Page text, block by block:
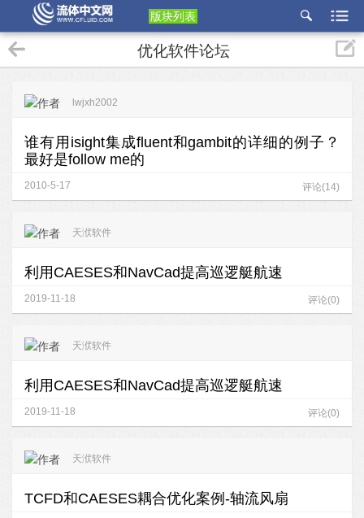
版块列表
etu
p
优化软件论坛
lwjxh2002
谁有用isight集成fluent和gambit的详细的例子？
最好是follow me的
2010-5-17 评论(14)
天洑软件
利用CAESES和NavCad提高巡逻艇航速
2019-11-18 评论(0)
天洑软件
利用CAESES和NavCad提高巡逻艇航速
2019-11-18 评论(0)
天洑软件
TCFD和CAESES耦合优化案例-轴流风扇